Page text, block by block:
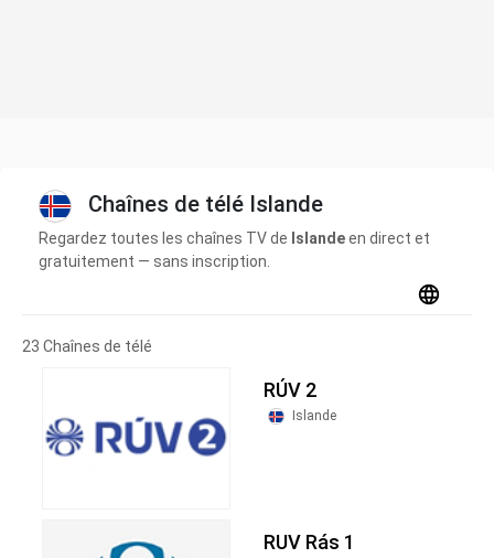
Chaînes de télé Islande
Regardez toutes les chaînes TV de Islandeen direct et
gratuitement — sans inscription.
23 Chaînes de télé
RÚV 2
Islande
RUV Rás 1